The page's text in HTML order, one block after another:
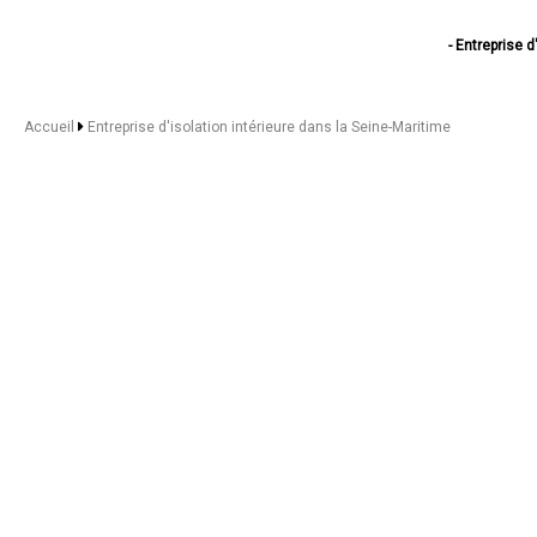
- Entreprise
- Entreprise
Accueil Entreprise d'isolation intérieure dans la Seine-Maritime